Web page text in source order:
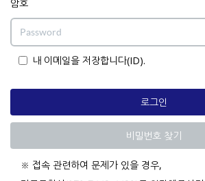
암호
내 이메일을 저장합니다(ID).
로그인
비밀번호 찾기
※ 접속 관련하여 문제가 있을 경우,